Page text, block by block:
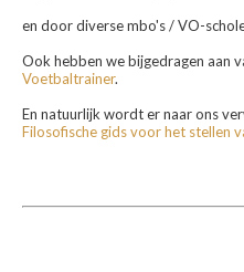
en door diverse mbo's / VO-
Ook hebben we bijgedragen aan
Voetbaltrainer.
En natuurlijk wordt er naar ons
Filosofische gids voor het stellen